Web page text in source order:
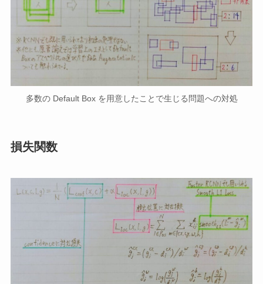
多数の Default Box を用意したことで生じる問題への対処
損失関数